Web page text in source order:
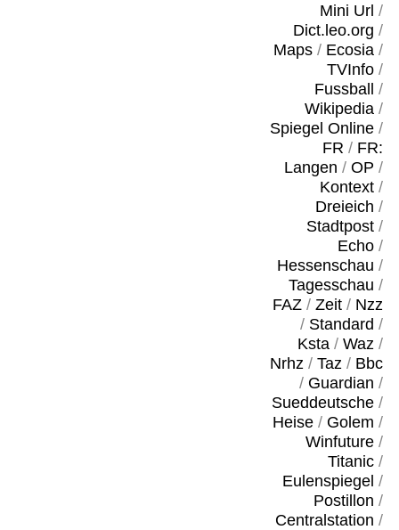
Mini Url /
Dict.leo.org /
Maps/ Ecosia/
TVInfo/
Fussball
/
Wikipedia/
Spiegel Online/
FR / FR:
Langen / OP /
Kontext/
Dreieich /
Stadtpost/
Echo/
Hessenschau /
Tagesschau /
FAZ/ Zeit/ Nzz
/ Standard /
Ksta/ Waz/
Nrhz/ Taz/ Bbc
/ Guardian /
Sueddeutsche/
Heise/ Golem /
Winfuture/
Titanic/
Eulenspiegel /
Postillon /
Centralstation /